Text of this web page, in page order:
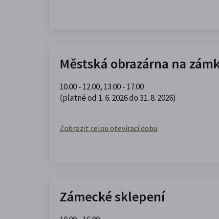
Městská obrazárna na
10.00 - 12.00, 13.00 - 17.00
(platné od 1. 6. 2026 do 31. 8. 2026)
Zobrazit celou otevírací dobu
Zámecké sklepení